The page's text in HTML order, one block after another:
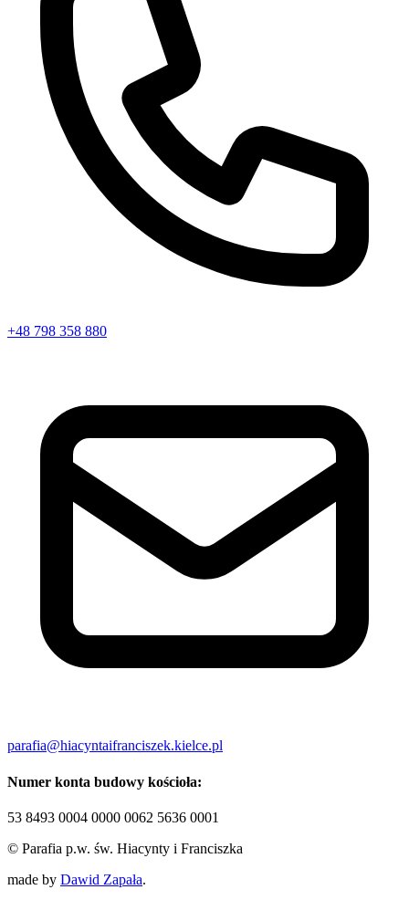
+48 798 358 880
parafia@hiacyntaifranciszek.kielce.pl
Numer konta budowy kościoła:
53 8493 0004 0000 0062 5636 0001
© Parafia p.w. św. Hiacynty i Franciszka
made by Dawid Zapała.